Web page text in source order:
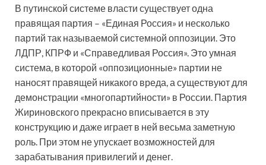
В путинской системе власти существует одна
правящая партия – «Единая Россия» и несколько
партий так называемой системной оппозиции. Это
ЛДПР, КПРФ и «Справедливая Россия». Это умная
система, в которой «оппозиционные» партии не
наносят правящей никакого вреда, а существуют для
демонстрации «многопартийности» в России. Партия
Жириновского прекрасно вписывается в эту
конструкцию и даже играет в ней весьма заметную
роль. При этом не упускает возможностей для
зарабатывания привилегий и денег.